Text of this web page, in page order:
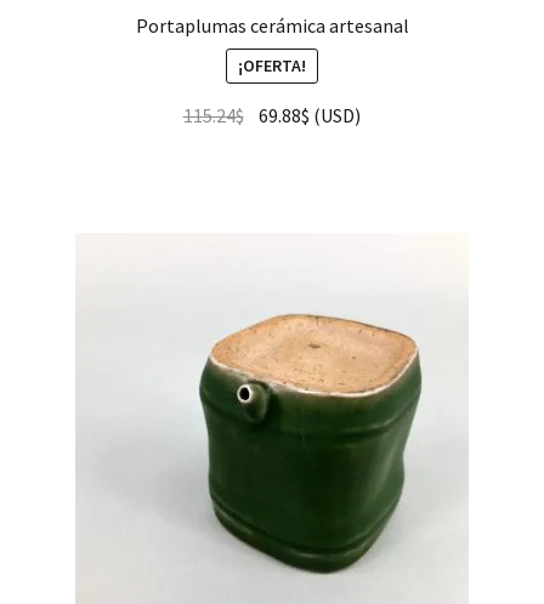
Portaplumas cerámica artesanal
¡OFERTA!
115.24$ 69.88$ (USD)